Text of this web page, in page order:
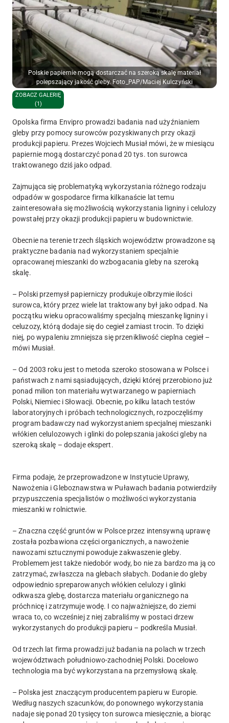
Polskie papiernie mogą dostarczać na szeroką skalę materiał
polepszający jakość gleby. Foto_PAP/Maciej Kulczyński
ZOBACZ GALERIĘ
(1)
Opolska firma Envipro prowadzi badania nad użyźnianiem
gleby przy pomocy surowców pozyskiwanych przy okazji
produkcji papieru. Prezes Wojciech Musiał mówi, że w miesiącu
papiernie mogą dostarczyć ponad 20 tys. ton surowca
traktowanego dziś jako odpad.
Zajmująca się problematyką wykorzystania różnego rodzaju
odpadów w gospodarce firma kilkanaście lat temu
zainteresowała się możliwością wykorzystania ligniny i celulozy
powstałej przy okazji produkcji papieru w budownictwie.
Obecnie na terenie trzech śląskich województw prowadzone są
praktyczne badania nad wykorzystaniem specjalnie
opracowanej mieszanki do wzbogacania gleby na szeroką
skalę.
– Polski przemysł papierniczy produkuje olbrzymie ilości
surowca, który przez wiele lat traktowany był jako odpad. Na
początku wieku opracowaliśmy specjalną mieszankę ligniny i
celuzozy, którą dodaje się do cegieł zamiast trocin. To dzięki
niej, po wypaleniu zmniejsza się przenikliwość cieplna cegieł –
mówi Musiał.
– Od 2003 roku jest to metoda szeroko stosowana w Polsce i
państwach z nami sąsiadujących, dzięki której przerobiono już
ponad milion ton materiału wytwarzanego w papierniach
Polski, Niemiec i Słowacji. Obecnie, po kilku latach testów
laboratoryjnych i próbach technologicznych, rozpoczęliśmy
program badawczy nad wykorzystaniem specjalnej mieszanki
włókien celulozowych i glinki do polepszania jakości gleby na
szeroką skalę – dodaje ekspert.
Firma podaje, że przeprowadzone w Instytucie Uprawy,
Nawożenia i Gleboznawstwa w Puławach badania potwierdziły
przypuszczenia specjalistów o możliwości wykorzystania
mieszanki w rolnictwie.
– Znaczna część gruntów w Polsce przez intensywną uprawę
została pozbawiona części organicznych, a nawożenie
nawozami sztucznymi powoduje zakwaszenie gleby.
Problemem jest także niedobór wody, bo nie za bardzo ma ją co
zatrzymać, zwłaszcza na glebach słabych. Dodanie do gleby
odpowiednio spreparowanych włókien celulozy i glinki
odkwasza glebę, dostarcza materiału organicznego na
próchnicę i zatrzymuje wodę. I co najważniejsze, do ziemi
wraca to, co wcześniej z niej zabraliśmy w postaci drzew
wykorzystanych do produkcji papieru – podkreśla Musiał.
Od trzech lat firma prowadzi już badania na polach w trzech
województwach południowo-zachodniej Polski. Docelowo
technologia ma być wykorzystana na przemysłową skalę.
– Polska jest znaczącym producentem papieru w Europie.
Według naszych szacunków, do ponownego wykorzystania
nadaje się ponad 20 tysięcy ton surowca miesięcznie, a biorąc